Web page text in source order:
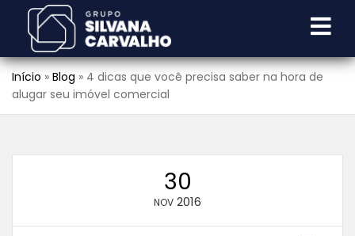
Início » Blog » 4 dicas que você precisa saber na hora de
alugar seu imóvel comercial
30
NOV 2016